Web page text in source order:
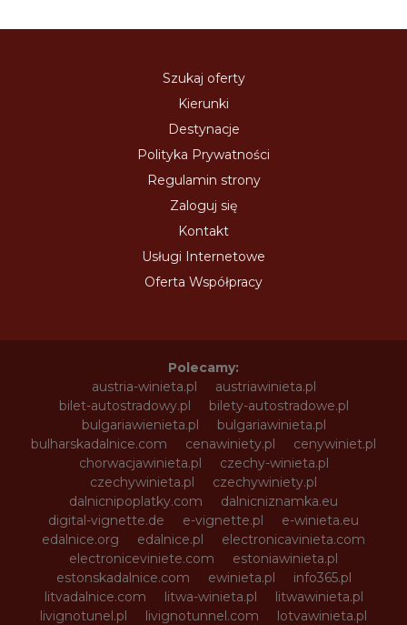
Szukaj oferty
Kierunki
Destynacje
Polityka Prywatności
Regulamin strony
Zaloguj się
Kontakt
Usługi Internetowe
Oferta Współpracy
Polecamy:
austria-winieta.pl
austriawinieta.pl
bilet-autostradowy.pl
bilety-autostradowe.pl
bulgariawienieta.pl
bulgariawinieta.pl
bulharskadalnice.com
cenawiniety.pl
cenywiniet.pl
chorwacjawinieta.pl
czechy-winieta.pl
czechywinieta.pl
czechywiniety.pl
dalnicnipoplatky.com
dalnicniznamka.eu
digital-vignette.de
e-vignette.pl
e-winieta.eu
edalnice.org
edalnice.pl
electronicavinieta.com
electroniceviniete.com
estoniawinieta.pl
estonskadalnice.com
ewinieta.pl
info365.pl
litvadalnice.com
litwa-winieta.pl
litwawinieta.pl
livignotunel.pl
livignotunnel.com
lotvawinieta.pl